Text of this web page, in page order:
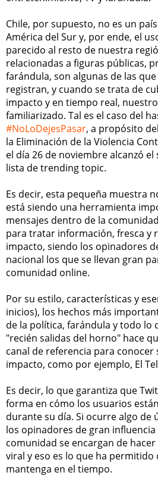
Chile, por supuesto, no es un
América del Sur y, por ende, el
parecido al resto de nuestra
relacionadas a figuras públicas,
farándula, son algunas de las
registran, y cuando se trata de
impacto y en tiempo real,
familiarizado. Tal es el caso del
#NoLoDejesPasar, a propósito
la Eliminación de la Violencia
el día 26 de noviembre alcanzó
lista de trending topic.
Es decir, esta pequeña muestra
está siendo una herramienta
mensajes dentro de la
para tratar información, fresca y
impacto, siendo los opinadores
nacional los que se llevan gran
comunidad online.
Por su estilo, características y
inicios), los hechos más
de la política, farándula y todo lo
"recién salidas del horno" hace
canal de referencia para
impacto, como por ejemplo, El
Es decir, lo que garantiza que
forma en cómo los usuarios
durante su día. Si ocurre algo
los opinadores de gran
comunidad se encargan de
viral y eso es lo que ha permitido
mantenga en el tiempo.